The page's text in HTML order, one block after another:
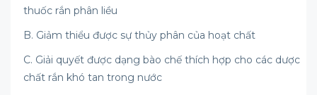
thuốc rắn phân liều
B. Giảm thiểu được sự thủy phân của hoạt chất
C. Giải quyết được dạng bào chế thích hợp cho các dược
chất rắn khó tan trong nước